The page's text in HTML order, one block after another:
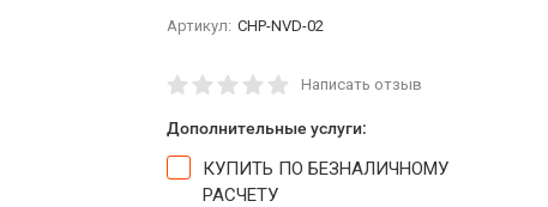
Артикул: CHP-NVD-02
Написать отзыв
Дополнительные услуги:
КУПИТЬ ПО БЕЗНАЛИЧНОМУ
РАСЧЕТУ